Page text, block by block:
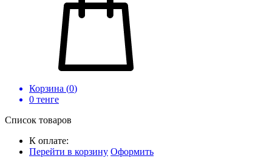
Корзина (0)
0 тенге
Список товаров
К оплате:
Перейти в корзину Оформить